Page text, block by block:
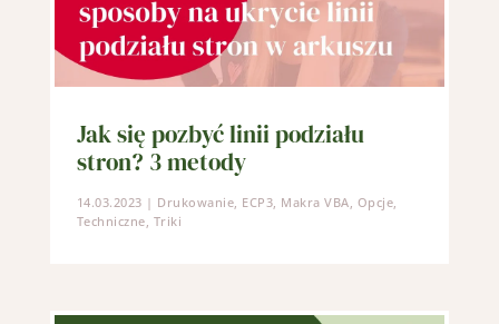
Jak się pozbyć linii podziału
stron? 3 metody
14.03.2023 | Drukowanie, ECP3, Makra VBA, Opcje,
Techniczne, Triki